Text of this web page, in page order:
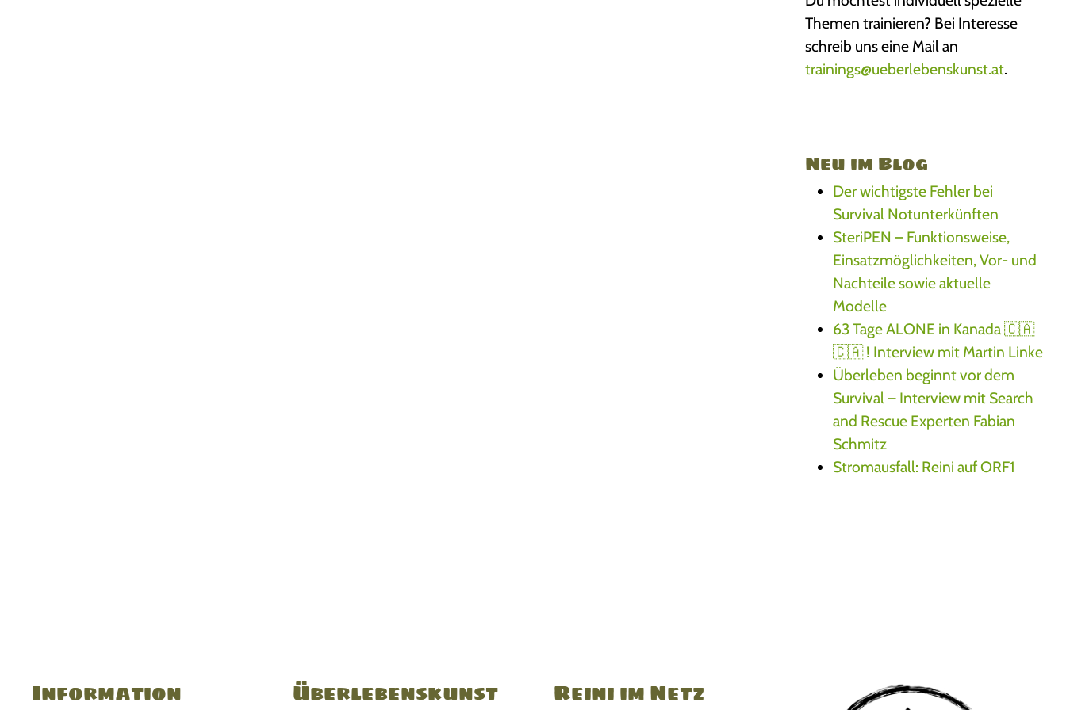
Themen trainieren? Bei Interesse
schreib uns eine Mail an
trainings@ueberlebenskunst.at.
Neu im Blog
Der wichtigste Fehler bei
Survival Notunterkünften
SteriPEN – Funktionsweise,
Einsatzmöglichkeiten, Vor- und
Nachteile sowie aktuelle
Modelle
63 Tage ALONE in Kanada 🇨🇦
🇨🇦 ! Interview mit Martin Linke
Überleben beginnt vor dem
Survival – Interview mit Search
and Rescue Experten Fabian
Schmitz
Stromausfall: Reini auf ORF1
Information Überlebenskunst Reini im Netz